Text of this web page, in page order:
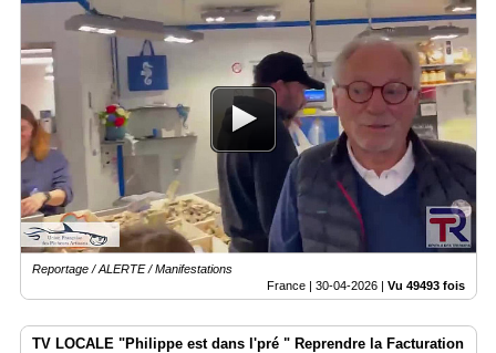
Reportage / ALERTE / Manifestations
France | 30-04-2026 | Vu 49493 fois
TV LOCALE "Philippe est dans l'pré " Reprendre la Facturation